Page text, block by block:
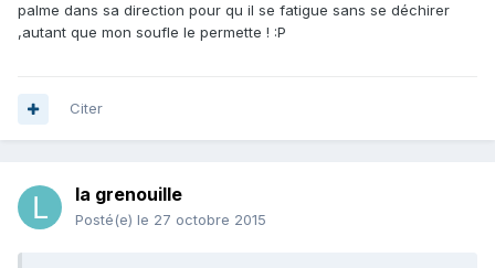
palme dans sa direction pour qu il se fatigue sans se déchirer
,autant que mon soufle le permette ! :P
Citer
la grenouille
Posté(e) le 27 octobre 2015